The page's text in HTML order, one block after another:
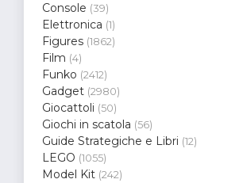
Console (39)
Elettronica (1)
Figures (1862)
Film (4)
Funko (2412)
Gadget (2980)
Giocattoli (50)
Giochi in scatola (56)
Guide Strategiche e Libri (12)
LEGO (1055)
Model Kit (242)